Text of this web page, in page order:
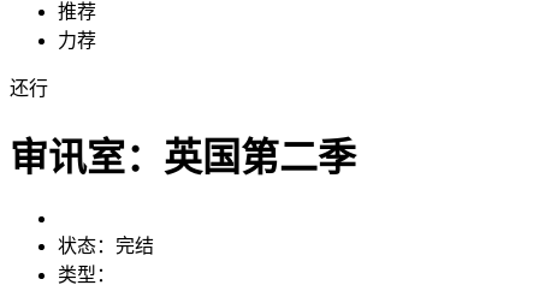
推荐
力荐
还行
审讯室：英国第二季
状态： 完结
类型：